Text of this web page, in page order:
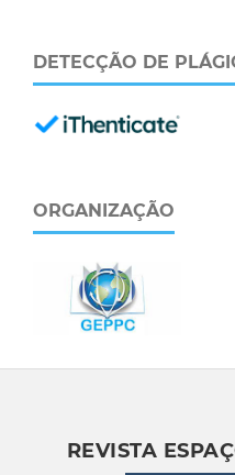
DETECÇÃO DE
ORGANIZAÇÃO
REVISTA